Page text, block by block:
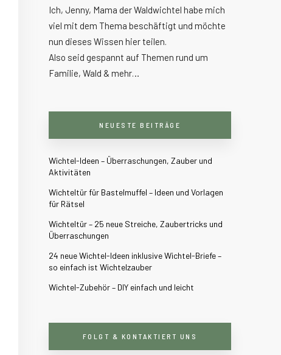
Ich, Jenny, Mama der Waldwichtel habe mich
viel mit dem Thema beschäftigt und möchte
nun dieses Wissen hier teilen.
Also seid gespannt auf Themen rund um
Familie, Wald & mehr…
NEUESTE BEITRÄGE
Wichtel-Ideen – Überraschungen, Zauber und
Aktivitäten
Wichteltür für Bastelmuffel – Ideen und Vorlagen
für Rätsel
Wichteltür – 25 neue Streiche, Zaubertricks und
Überraschungen
24 neue Wichtel-Ideen inklusive Wichtel-Briefe –
so einfach ist Wichtelzauber
Wichtel-Zubehör – DIY einfach und leicht
FOLGT & KONTAKTIERT UNS